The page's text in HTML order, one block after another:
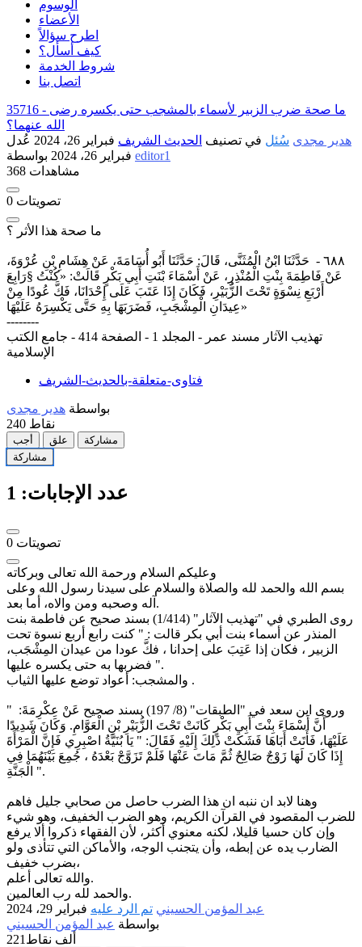
الوسوم
الأعضاء
اطرح سؤالاً
كيف أسأل؟
شروط الخدمة
اتصل بنا
35716 - ما صحة ضرب الزبير لأسماء بالمشجب حتى يكسره رضى
الله عنهما؟
هدير مجدى سُئل في تصنيف الحديث الشريف فبراير 26، 2024
عُدل
فبراير 26، 2024 editor1
368 مشاهدات
0 تصويتات
ما صحة هذا الأثر ؟
٦٨٨ - حَدَّثَنَا ابْنُ الْمُثَنَّى، قَالَ: حَدَّثَنَا أَبُو أُسَامَةَ، عَنْ هِشَامِ بْنِ عُرْوَةَ،
عَنْ فَاطِمَةَ بِنْتِ الْمُنْذِرِ، عَنْ أَسْمَاءَ بْنَتِ أَبِي بَكْرٍ قَالَتْ: «كُنْتُ §رَابِعَ
أَرْبَعِ نِسْوَةٍ تَحْتَ الزُّبَيْرِ، فَكَانَ إِذَا عَتَبَ عَلَى إِحْدَانَا، فَكَّ عُودًا مِنْ
عِيدَانِ الْمِشْجَبِ، فَضَرَبَهَا بِهِ حَتَّى يَكْسِرَهُ عَلَيْهَا»
--------
تهذيب الآثار مسند عمر - المجلد 1 - الصفحة 414 - جامع الكتب
الإسلامية
فتاوى-متعلقة-بالحديث-الشريف
بواسطة هدير مجدى
240 نقاط
أجب علق
مشاركة
مشاركة
عدد الإجابات: 1
0 تصويتات
وعليكم السلام ورحمة الله تعالى وبركاته
بسم الله والحمد لله والصلاة والسلام على سيدنا رسول الله وعلى
آله وصحبه ومن والاه، أما بعد.
روى الطبري في "تهذيب الآثار" (1/414) بسند صحيح عن فاطمة بنت
المنذر عن أسماء بنت أبي بكر قالت : " كنت رابع أربع نسوة تحت
الزبير ، فكان إذا عَتِبَ على إحدانا ، فكَّ عودا من عيدان المِشْجَب،
فضربها به حتى يكسره عليها ".
والمشجب: أعواد توضع عليها الثياب .
وروى ابن سعد في "الطبقات" (8/ 197) بسند صحيح عَنْ عِكْرِمَةَ: "
أَنَّ أَسْمَاءَ بِنْتَ أَبِي بَكْرٍ كَانَتْ تَحْتَ الزُّبَيْرِ بْنِ الْعَوَّامِ. وَكَانَ شَدِيدًا
عَلَيْهَا، فَأَتَتْ أَبَاهَا فَشَكَتْ ذَلِكَ إِلَيْهِ فَقَالَ: " يَا بُنَيَّةُ اصْبِرِي فَإِنَّ الْمَرْأَةَ
إِذَا كَانَ لَهَا زَوْجٌ صَالِحٌ ثُمَّ مَاتَ عَنْهَا فَلَمْ تَزَوَّجْ بَعْدَهُ ، جُمِعَ بَيْنَهُمَا فِي
الْجَنَّةِ ".
وهنا لابد ان ننبه ان هذا الضرب حاصل من صحابي جليل فاهم
للضرب المقصود في القرآن الكريم، وهو الضرب الخفيف، وهو شيء
وإن كان حسيا قليلا، لكنه معنوي أكثر، لأن الفقهاء ذكروا ألا يرفع
الضارب يده عن إبطه، وأن يتجنب الوجه، والأماكن التي تتأذى ولو
بضرب خفيف،
والله تعالى أعلم.
والحمد لله رب العالمين.
عبد المؤمن الحسيني تم الرد عليه فبراير 29، 2024
بواسطة عبد المؤمن الحسيني
221ألف نقاط